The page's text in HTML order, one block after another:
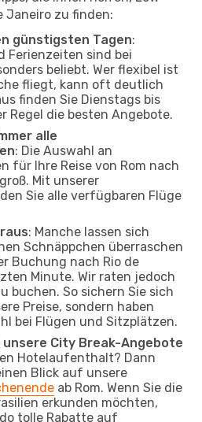
Janeiro zu finden:
günstigsten Tagen:
Ferienzeiten sind bei
beliebt. Wer flexibel ist
fliegt, kann oft deutlich
finden Sie Dienstags bis
Regel die besten Angebote.
alle
: Die Auswahl an
für Ihre Reise von Rom nach
Mit unserer
Sie alle verfügbaren Flüge
: Manche lassen sich
Schnäppchen überraschen
Buchung nach Rio de
Minute. Wir raten jedoch
buchen. So sichern Sie sich
Preise, sondern haben
bei Flügen und Sitzplätzen.
unsere City Break-Angebote
Hotelaufenthalt? Dann
Blick auf unsere
ab Rom. Wenn Sie die
erkunden möchten,
tolle Rabatte auf